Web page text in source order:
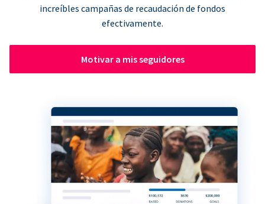
increíbles campañas de recaudación de fondos
efectivamente.
Motivar a mis seguidores